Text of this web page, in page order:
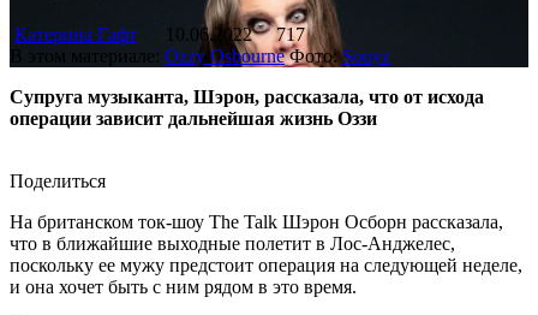
Катерина Гафт 10.06.2022
717
В этом материале: Ozzy Osbourne Фото:Souyz
Супруга музыканта, Шэрон, рассказала, что от исхода
операции зависит дальнейшая жизнь Оззи
Поделиться
На британском ток-шоу The Talk Шэрон Осборн рассказала,
что в ближайшие выходные полетит в Лос-Анджелес,
поскольку ее мужу предстоит операция на следующей неделе,
и она хочет быть с ним рядом в это время.